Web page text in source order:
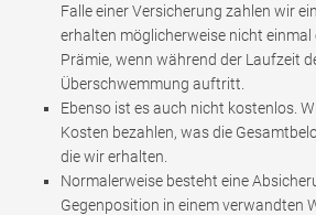
Falle einer Versicherung zahlen wir
erhalten möglicherweise nicht einmal
Prämie, wenn während der Laufzeit
Überschwemmung auftritt.
Ebenso ist es auch nicht kostenlos.
Kosten bezahlen, was die
die wir erhalten.
Normalerweise besteht eine
Gegenposition in einem verwandten